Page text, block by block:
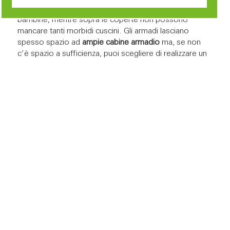
mezzapersino nelle camere dei bambini e delle
bambine, mentre sopra le coperte non possono
mancare tanti morbidi cuscini. Gli armadi lasciano
spesso spazio ad ampie cabine armadioma, se non
c’è spazio a sufficienza, puoi scegliere di realizzare un